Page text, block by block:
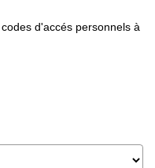
d'accés personnels à